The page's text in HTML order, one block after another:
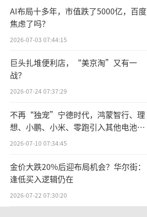
AI布局十多年，市值跌了5000亿，百度
焦虑了吗？
2026-07-03 07:44:15
巨头扎堆便利店，“美京淘”又有一
战？
2026-07-24 07:37:29
不再“独宠”宁德时代，鸿蒙智行、理
想、小鹏、小米、零跑引入其他电池供
应商
2026-07-10 07:34:45
金价大跌20%后迎布局机会？华尔街：
逢低买入逻辑仍在
2026-07-22 07:30:20